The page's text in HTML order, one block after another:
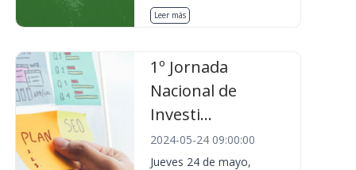
Leer más
1º Jornada
Nacional de
Investi...
2024-05-24 09:00:00
Jueves 24 de mayo,